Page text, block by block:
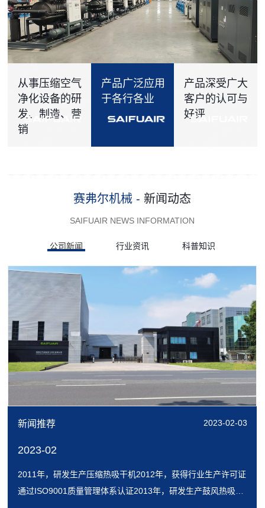
从事压缩空气
净化设备的研
发、制造、营
销
产品广泛应用
于各行各业
产品深受广大
客户的认可与
好评
赛弗尔机械 - 新闻动态
SAIFUAIR NEWS INFORMATION
公司新闻 行业资讯 科普知识
新闻推荐 2023-02-03
2023-02
2011年，研发生产压缩热吸干机2012年，获得行业生产许可证
通过ISO9001质量管理体系认证2013年，研发生产鼓风热吸干